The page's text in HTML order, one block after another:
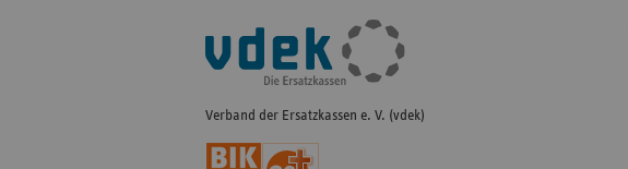
Fußleisten-
Navigation
Verband der Ersatzkassen e. V. (vdek)